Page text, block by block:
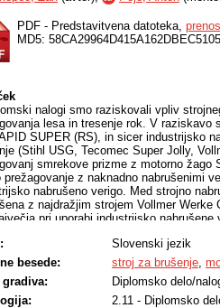
PDF - Predstavitvena datoteka, prenos
MD5:
nalogi smo raziskovali vpliv
lesa in tresenje rok. V
SUPER (RS), in sicer industrijsko
(Stihl USG, Tecomec Super Jolly,
smrekove prizme z motorno
prežagovanje z naknadno nabrušenimi
nabrušeno verigo. Med strojno
z najdražjim strojem Vollmer
pri uporabi industrijsko
ročaju. Vsebnost vode v lesu vpliva
žage, kar pa velja samo za strojno
nabrušene verige značilno
za lažjo odločitev pri izbiri stroja za
delavca ali za občasnega
Slovenski jezik
besede:
stroj za brušenje,
gradiva:
Diplomsko delo/
2.11 - Diplomsko